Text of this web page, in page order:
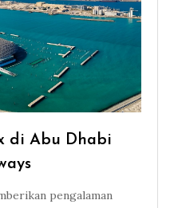
di Abu Dhabi
pengalaman